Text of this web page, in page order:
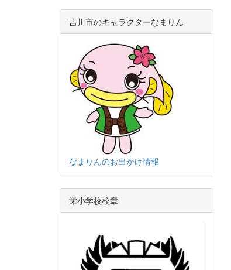
吉川市のキャラクターなまりん
なまりんのお出かけ情報
栄小学校校章